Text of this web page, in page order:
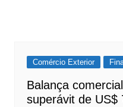
Comércio Exterior
Balança
superávit de US$